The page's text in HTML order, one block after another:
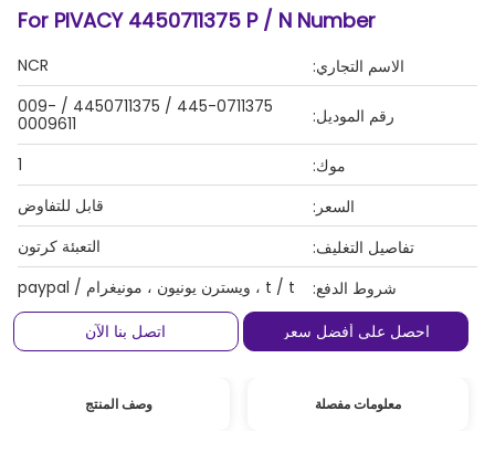
For PIVACY 4450711375 P / N Number
الاسم التجاري: NCR
رقم الموديل:
445-0711375 / 4450711375 / 009-
0009611
موك:
1
السعر:
قابل للتفاوض
تفاصيل التغليف:
التعبئة كرتون
شروط الدفع:
t / t ، ويسترن يونيون ، مونيغرام / paypal
احصل على أفضل سعر
اتصل بنا الآن
معلومات مفصلة وصف المنتج